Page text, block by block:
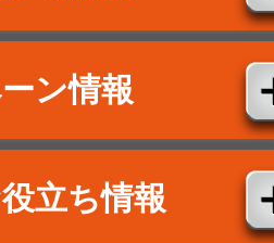
ン情報
立ち情報